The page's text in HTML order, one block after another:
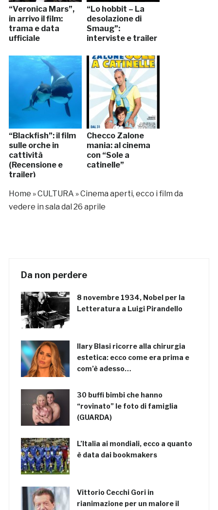
“Veronica Mars”,
in arrivo il film:
trama e data
ufficiale
“Lo hobbit – La
desolazione di
Smaug”:
interviste e trailer
“Blackfish”: il film
sulle orche in
cattività
(Recensione e
trailer)
Checco Zalone
mania: al cinema
con “Sole a
catinelle”
Home »CULTURA »Cinema aperti, ecco i film da
vedere in sala dal 26 aprile
Da non perdere
8 novembre 1934, Nobel per la
Letteratura a Luigi Pirandello
Ilary Blasi ricorre alla chirurgia
estetica: ecco come era prima e
com’è adesso…
30 buffi bimbi che hanno
“rovinato” le foto di famiglia
(GUARDA)
L’Italia ai mondiali, ecco a quanto
è data dai bookmakers
Vittorio Cecchi Gori in
rianimazione per un malore il